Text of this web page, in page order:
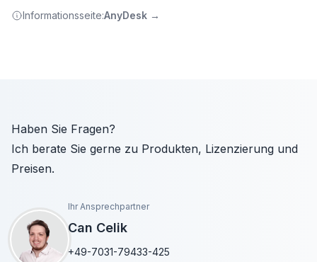
Informationsseite:AnyDesk →
Haben Sie Fragen?
Ich berate Sie gerne zu Produkten, Lizenzierung und
Preisen.
Ihr Ansprechpartner
Can Celik
+49-7031-79433-425